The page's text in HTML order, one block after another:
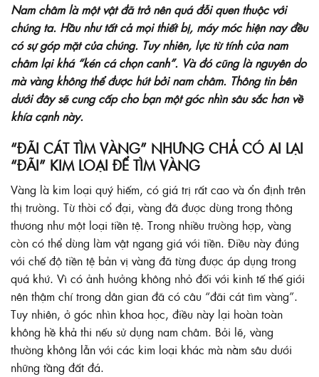
Nam châm là một vật đã trở nên quá đỗi quen thuộc với
chúng ta. Hầu như tất cả mọi thiết bị, máy móc hiện nay đều
có sự góp mặt của chúng. Tuy nhiên, lực từ tính của nam
châm lại khá “kén cá chọn canh”. Và đó cũng là nguyên do
mà vàng không thể được hút bởi nam châm. Thông tin bên
dưới đây sẽ cung cấp cho bạn một góc nhìn sâu sắc hơn về
khía cạnh này.
“ĐÃI CÁT TÌM VÀNG” NHƯNG CHẢ CÓ AI LẠI
“ĐÃI” KIM LOẠI ĐỂ TÌM VÀNG
Vàng là kim loại quý hiếm, có giá trị rất cao và ổn định trên
thị trường. Từ thời cổ đại, vàng đã được dùng trong thông
thương như một loại tiền tệ. Trong nhiều trường hợp, vàng
còn có thể dùng làm vật ngang giá với tiền. Điều này đúng
với chế độ tiền tệ bản vị vàng đã từng được áp dụng trong
quá khứ. Vì có ảnh hưởng không nhỏ đối với kinh tế thế giới
nên thậm chí trong dân gian đã có câu “đãi cát tìm vàng”.
Tuy nhiên, ở góc nhìn khoa học, điều này lại hoàn toàn
không hề khả thi nếu sử dụng nam châm. Bởi lẽ, vàng
thường không lẫn với các kim loại khác mà nằm sâu dưới
những tầng đất đá.